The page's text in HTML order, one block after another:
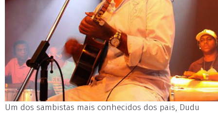
Um dos sambistas mais conhecidos dos pais, Dudu